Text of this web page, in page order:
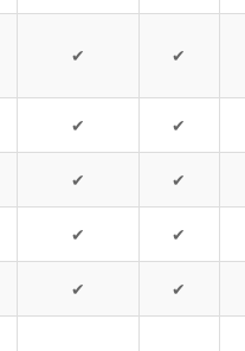
✔ ✔
✔ ✔
✔ ✔
✔ ✔
✔ ✔